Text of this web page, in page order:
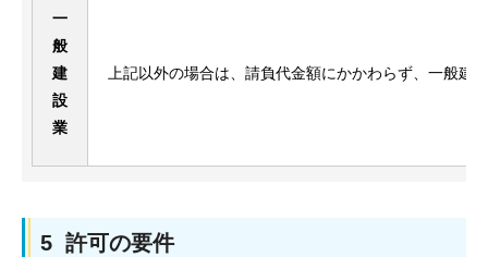
一
般
建
設
業
上記以外の場合は、請負代金額にかかわらず、一般建
5 許可の要件